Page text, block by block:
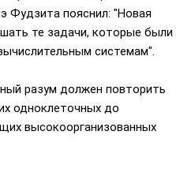
Фудзита пояснил: "Новая
те задачи, которые были
системам".
разум должен повторить
одноклеточных до
высокоорганизованных